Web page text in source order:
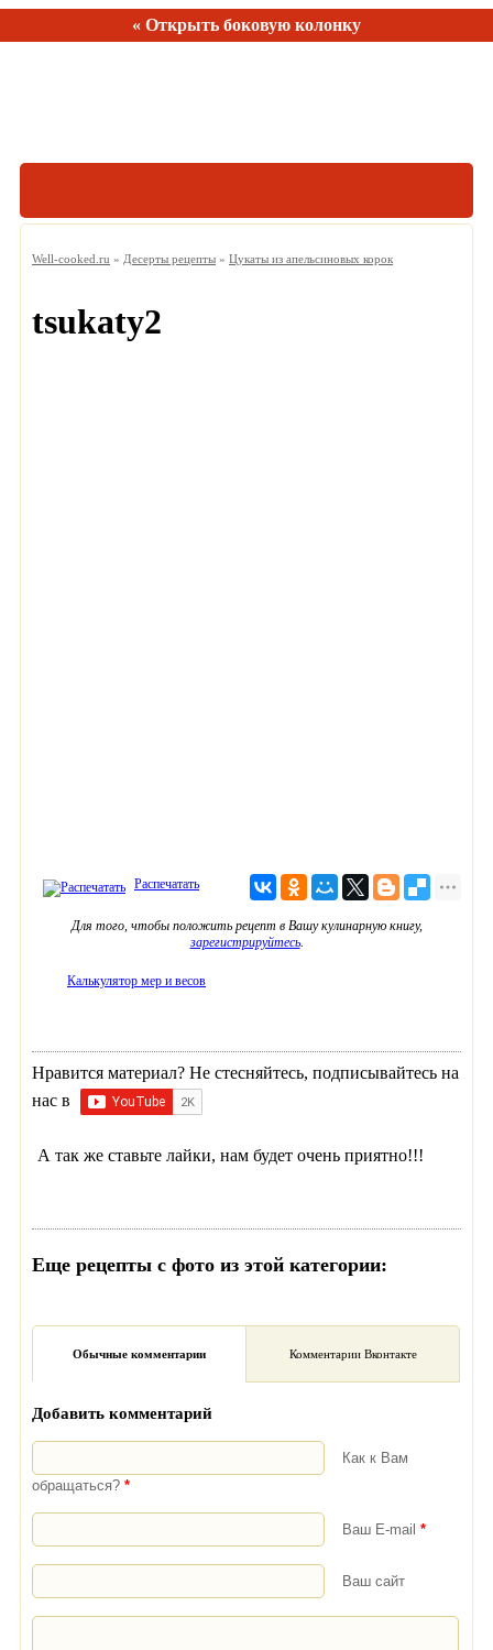
« Открыть боковую колонку
Рецептов:150
Well-cooked.ru » Десерты рецепты » Цукаты из апельсиновых корок
tsukaty2
Распечатать
Для того, чтобы положить рецепт в Вашу кулинарную книгу,
зарегистрируйтесь.
Калькулятор мер и весов
Нравится материал? Не стесняйтесь, подписывайтесь на
нас в
А так же ставьте лайки, нам будет очень приятно!!!
Еще рецепты с фото из этой категории:
Обычные комментарии Комментарии Вконтакте
Добавить комментарий
Как к Вам
обращаться? *
Ваш E-mail *
Ваш сайт